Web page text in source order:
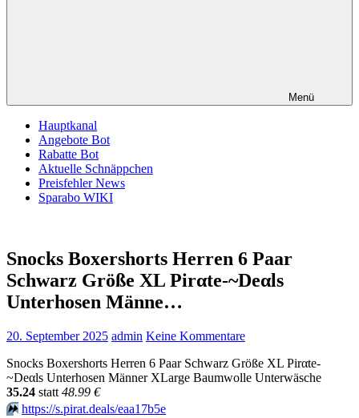
Menü
Hauptkanal
Angebote Bot
Rabatte Bot
Aktuelle Schnäppchen
Preisfehler News
Sparabo WIKI
Snocks Boxershorts Herren 6 Paar
Schwarz Größe XL Pirαtе-~Dеαls
Unterhosen Männe…
20. September 2025 admin Keine Kommentare
Snocks Boxershorts Herren 6 Paar Schwarz Größe XL Pirαtе-
~Dеαls Unterhosen Männer XLarge Baumwolle Unterwäsche
35.24 statt 48.99 €
⏩️ https://s.pirat.deals/eaa17b5e